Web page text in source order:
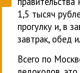
1,5 тысяч
прогулку и, в
завтрак, обед
Всего по